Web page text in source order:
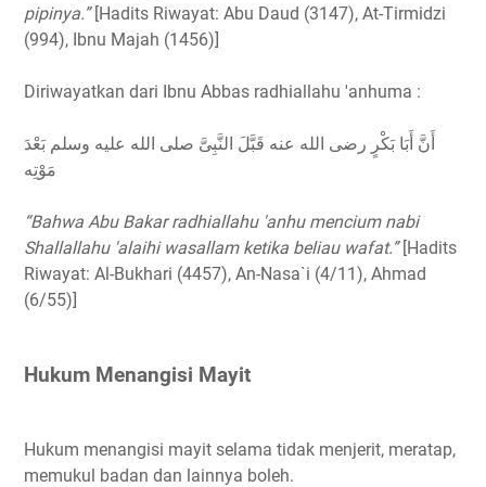
pipinya.”[Hadits Riwayat: Abu Daud (3147), At-Tirmidzi
(994), Ibnu Majah (1456)]
Diriwayatkan dari Ibnu Abbas radhiallahu 'anhuma :
أَنَّ أَبَا بَكْرٍ رضى الله عنه قَبَّلَ النَّبِىَّ صلى الله عليه وسلم بَعْدَ
مَوْتِه
“Bahwa Abu Bakar radhiallahu 'anhu mencium nabi
Shallallahu 'alaihi wasallam ketika beliau wafat.” [Hadits
Riwayat: Al-Bukhari (4457), An-Nasa`i (4/11), Ahmad
(6/55)]
Hukum Menangisi Mayit
Hukum menangisi mayit selama tidak menjerit, meratap,
memukul badan dan lainnya boleh.